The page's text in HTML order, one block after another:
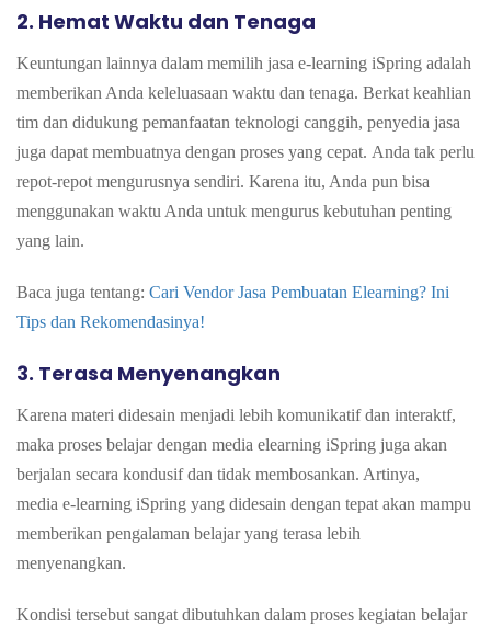
2. Hemat Waktu dan Tenaga
Keuntungan lainnya dalam memilih jasa e-learning iSpring adalah
memberikan Anda keleluasaan waktu dan tenaga. Berkat keahlian
tim dan didukung pemanfaatan teknologi canggih, penyedia jasa
juga dapat membuatnya dengan proses yang cepat. Anda tak perlu
repot-repot mengurusnya sendiri. Karena itu, Anda pun bisa
menggunakan waktu Anda untuk mengurus kebutuhan penting
yang lain.
Baca juga tentang: Cari Vendor Jasa Pembuatan Elearning? Ini
Tips dan Rekomendasinya!
3. Terasa Menyenangkan
Karena materi didesain menjadi lebih komunikatif dan interaktf,
maka proses belajar dengan media elearning iSpring juga akan
berjalan secara kondusif dan tidak membosankan. Artinya,
media e-learning iSpring yang didesain dengan tepat akan mampu
memberikan pengalaman belajar yang terasa lebih
menyenangkan.
Kondisi tersebut sangat dibutuhkan dalam proses kegiatan belajar